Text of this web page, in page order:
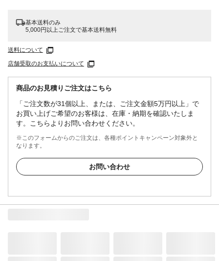
基本送料のみ
5,000円以上ご注文で基本送料無料
送料について
店舗受取のお支払いについて
商品のお見積りご注文はこちら
「ご注文数が31個以上、または、ご注文金額5万円以上」で
お買い上げご希望のお客様は、在庫・納期を確認いたしま
す。こちらよりお問い合わせください。
※このフォームからのご注文は、各種ポイントキャンペーン対象外と
なります。
お問い合わせ